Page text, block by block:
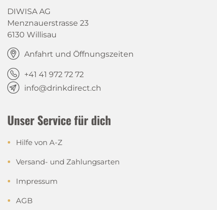
DIWISA AG
Menznauerstrasse 23
6130 Willisau
Anfahrt und Öffnungszeiten
+41 41 972 72 72
info@drinkdirect.ch
Unser Service für dich
Hilfe von A-Z
Versand- und Zahlungsarten
Impressum
AGB